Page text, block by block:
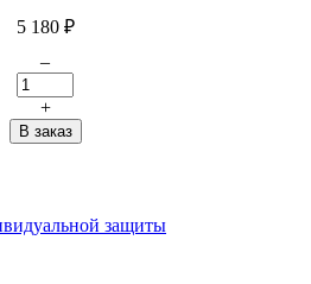
5 180 ₽
–
+
защиты